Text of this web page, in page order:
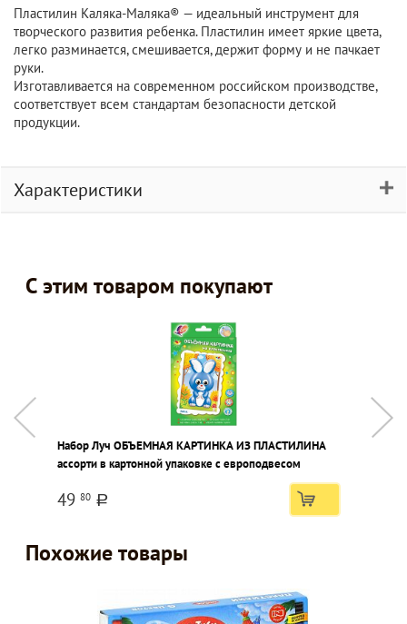
Пластилин Каляка-Маляка® — идеальный инструмент для
творческого развития ребенка. Пластилин имеет яркие цвета,
легко разминается, смешивается, держит форму и не пачкает
руки.
Изготавливается на современном российском производстве,
соответствует всем стандартам безопасности детской
продукции.
Характеристики
С этим товаром покупают
Набор Луч ОБЪЕМНАЯ КАРТИНКА ИЗ ПЛАСТИЛИНА
ассорти в картонной упаковке с европодвесом
49 80 a
Похожие товары